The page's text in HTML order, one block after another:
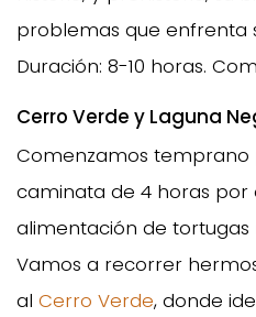
problemas que enfrenta
Duración: 8-10 horas.
Cerro Verde y Laguna
Comenzamos temprano
caminata de 4 horas
alimentación de tortugas
Vamos a recorrer
al Cerro Verde, donde